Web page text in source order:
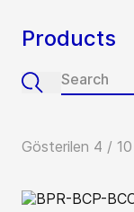
Products
Gösterilen 4 / 10